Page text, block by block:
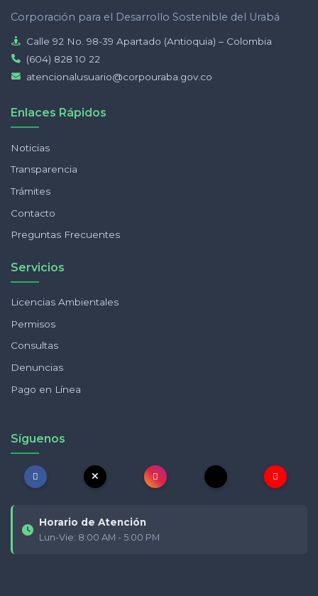
Corporación para el Desarrollo Sostenible del Urabá
Calle 92 No. 98-39 Apartado (Antioquia) – Colombia
(604) 828 10 22
atencionalusuario@corpouraba.gov.co
Enlaces Rápidos
Noticias
Transparencia
Trámites
Contacto
Preguntas Frecuentes
Servicios
Licencias Ambientales
Permisos
Consultas
Denuncias
Pago en Línea
Síguenos
Horario de Atención
Lun-Vie: 8:00 AM - 5:00 PM